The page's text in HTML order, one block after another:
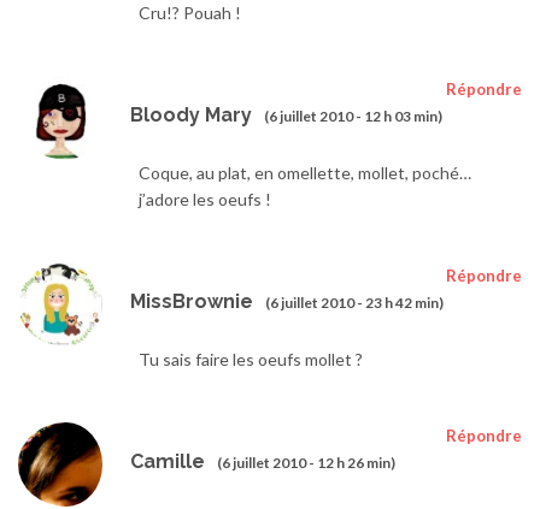
Cru!? Pouah !
Bloody Mary (6 juillet 2010 - 12 h 03 min)
Répondre
Coque, au plat, en omellette, mollet, poché…
j’adore les oeufs !
MissBrownie (6 juillet 2010 - 23 h 42 min)
Répondre
Tu sais faire les oeufs mollet ?
Camille (6 juillet 2010 - 12 h 26 min)
Répondre